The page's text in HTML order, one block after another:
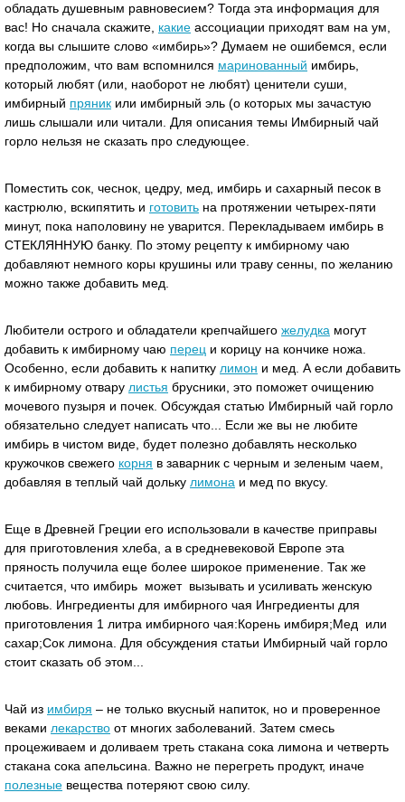
обладать душевным равновесием? Тогда эта информация для
вас! Но сначала скажите, какие ассоциации приходят вам на ум,
когда вы слышите слово «имбирь»? Думаем не ошибемся, если
предположим, что вам вспомнился маринованный имбирь,
который любят (или, наоборот не любят) ценители суши,
имбирный пряник или имбирный эль (о которых мы зачастую
лишь слышали или читали. Для описания темы Имбирный чай
горло нельзя не сказать про следующее.
Поместить сок, чеснок, цедру, мед, имбирь и сахарный песок в
кастрюлю, вскипятить и готовить на протяжении четырех-пяти
минут, пока наполовину не уварится. Перекладываем имбирь в
СТЕКЛЯННУЮ банку. По этому рецепту к имбирному чаю
добавляют немного коры крушины или траву сенны, по желанию
можно также добавить мед.
Любители острого и обладатели крепчайшего желудка могут
добавить к имбирному чаю перец и корицу на кончике ножа.
Особенно, если добавить к напитку лимон и мед. А если добавить
к имбирному отвару листья брусники, это поможет очищению
мочевого пузыря и почек. Обсуждая статью Имбирный чай горло
обязательно следует написать что... Если же вы не любите
имбирь в чистом виде, будет полезно добавлять несколько
кружочков свежего корня в заварник с черным и зеленым чаем,
добавляя в теплый чай дольку лимона и мед по вкусу.
Еще в Древней Греции его использовали в качестве приправы
для приготовления хлеба, а в средневековой Европе эта
пряность получила еще более широкое применение. Так же
считается, что имбирь может вызывать и усиливать женскую
любовь. Ингредиенты для имбирного чая Ингредиенты для
приготовления 1 литра имбирного чая:Корень имбиря;Мед или
сахар;Сок лимона. Для обсуждения статьи Имбирный чай горло
стоит сказать об этом...
Чай из имбиря – не только вкусный напиток, но и проверенное
веками лекарство от многих заболеваний. Затем смесь
процеживаем и доливаем треть стакана сока лимона и четверть
стакана сока апельсина. Важно не перегреть продукт, иначе
полезные вещества потеряют свою силу.